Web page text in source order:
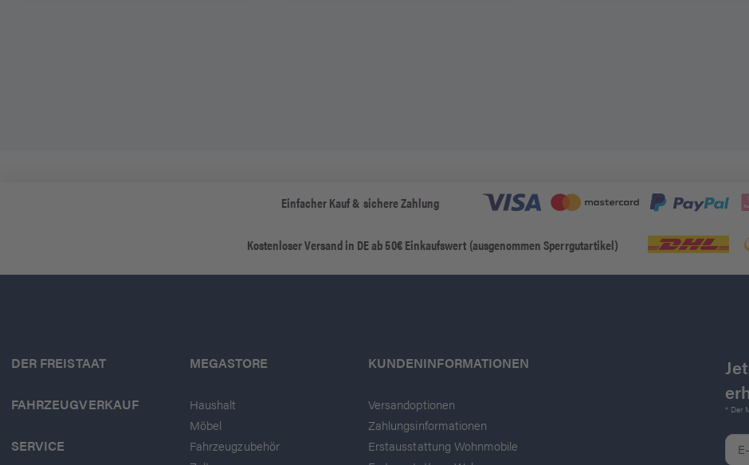
Einfacher Kauf & sichere Zahlung
Kostenloser Versand in DE ab 50€ Einkaufswert (ausgenommen Sperrgutartikel)
DER FREISTAAT
FAHRZEUGVERKAUF
SERVICE
MEGASTORE
Haushalt
Möbel
Fahrzeugzubehör
KUNDENINFORMATIONEN
Versandoptionen
Zahlungsinformationen
Erstausstattung Wohnmobile
* Der